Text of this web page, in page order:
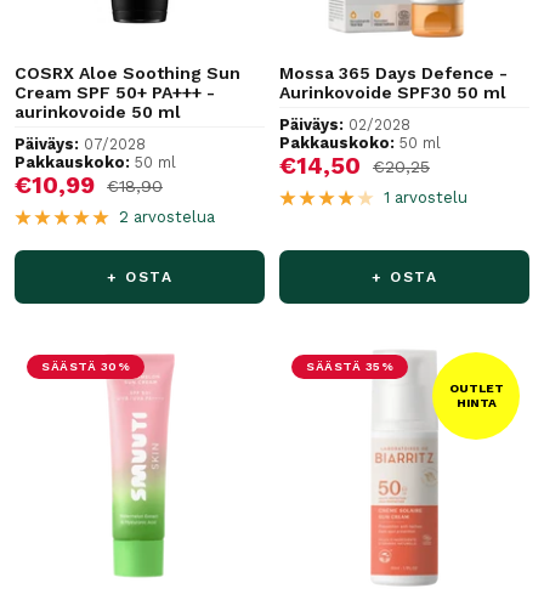
COSRX Aloe Soothing Sun
Cream SPF 50+ PA+++ -
aurinkovoide 50 ml
Päiväys: 07/2028
Pakkauskoko: 50 ml
Alennushinta
€10,99 Normaalihinta
€18,90
2 arvostelua
+ OSTA
Mossa 365 Days Defence -
Aurinkovoide SPF30 50 ml
Päiväys: 02/2028
Pakkauskoko: 50 ml
Alennushinta
€14,50 Normaalihinta
€20,25
1 arvostelu
+ OSTA
SÄÄSTÄ 30%
OUTLET
HINTA
SÄÄSTÄ 35%